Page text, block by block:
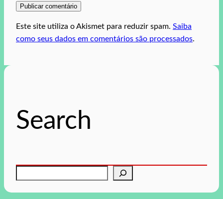
Este site utiliza o Akismet para reduzir spam. Saiba
como seus dados em comentários são processados.
Search